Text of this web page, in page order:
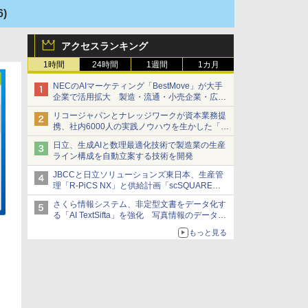
アクセスランキング
1時間 24時間 1週間 1カ月
NECのAIマーケティング「BestMove」が大手
企業で活用拡大 製造・流通・小売企業・広告
代理店などが実装フェーズへ
リコージャパンとナレッジワークが資本業務提
携、社内6000人の実践ノウハウを生かした「AI
商談記録 for RICOH」を展開へ
日立、生成AIと数理最適化技術で製造業の生産
ライン構成を自動立案する技術を開発
JBCCと日立ソリューションズ東日本、生産管
理「R-PiCS NX」と供給計画「scSQUARE
ISP」の連携サービスを提供開始
さくら情報システム、非定型文書をデータ化す
る「AI TextSifta」を強化 写真情報のデータ化
もっと見る